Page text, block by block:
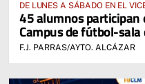
DE LUNES A SÁBADO EN EL
Y RESIDENCIA FFCM
45 alumnos participan
Campus de fútbol-
F.J. PARRAS/AYTO. ALCÁZAR